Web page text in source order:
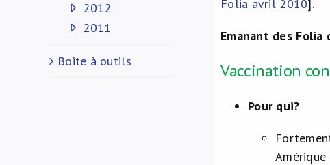
Folia avril 2010].
Emanant des
Vaccination
Pour qui?
2012
2011
Boite à outils